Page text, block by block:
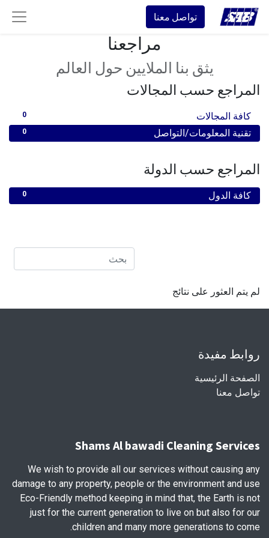
تواصل معنا
مراجعنا
يثق بنا الملايين حول العالم
المراجع حسب المجالات
0 كافة المجالات
0 تقنية المعلومات/التواصل
المراجع حسب الدولة
0 كافة الدول
لم يتم العثور على نتائج
روابط مفيدة
الصفحة الرئيسية
تواصل معنا
Shams Al bawadi Cleaning Services
We wish to provide all our services without causing any
damage to any property, people or the environment and use
Eco-Friendly method keeping in mind that, the Earth is not
just for the current generation to live on but also for our
children and many more generations to come.